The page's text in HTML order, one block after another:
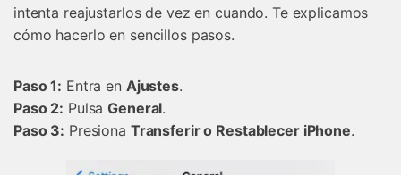
intenta reajustarlos de vez en cuando. Te explicamos
cómo hacerlo en sencillos pasos.
Paso 1: Entra en Ajustes. 󠀲󠀡󠀡󠀦󠀤󠀤
Paso 2: Pulsa General.
Paso 3: Presiona Transferir o Restablecer iPhone.